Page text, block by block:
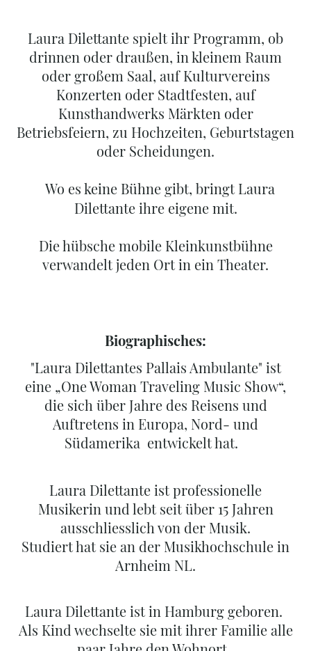
Laura Dilettante spielt ihr Programm, ob
drinnen oder draußen, in kleinem Raum
oder großem Saal, auf Kulturvereins
Konzerten oder Stadtfesten, auf
Kunsthandwerks Märkten oder
Betriebsfeiern, zu Hochzeiten, Geburtstagen
oder Scheidungen.
Wo es keine Bühne gibt, bringt Laura
Dilettante ihre eigene mit.
Die hübsche mobile Kleinkunstbühne
verwandelt jeden Ort in ein Theater.
Biographisches:
"Laura Dilettantes Pallais Ambulante" ist
eine „One Woman Traveling Music Show“,
die sich über Jahre des Reisens und
Auftretens in Europa, Nord- und
Südamerika entwickelt hat.
Laura Dilettante ist professionelle
Musikerin und lebt seit über 15 Jahren
ausschliesslich von der Musik.
Studiert hat sie an der Musikhochschule in
Arnheim NL.
Laura Dilettante ist in Hamburg geboren.
Als Kind wechselte sie mit ihrer Familie alle